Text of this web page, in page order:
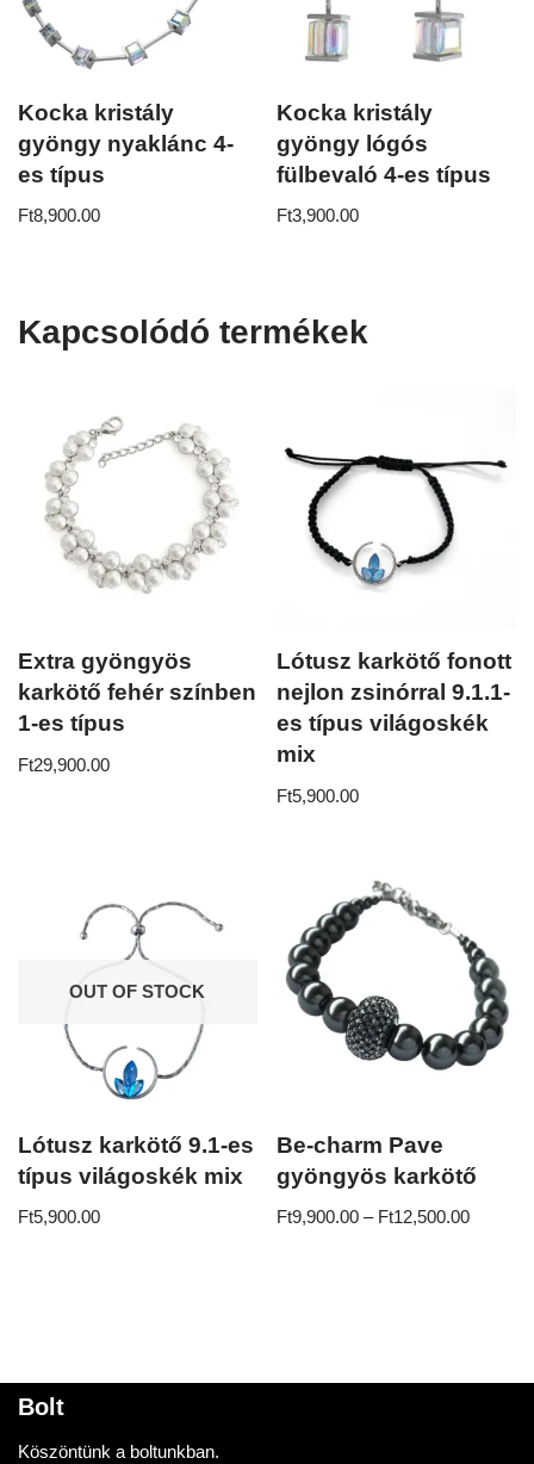
Kocka kristály
gyöngy nyaklánc 4-
es típus
Ft8,900.00
Kocka kristály
gyöngy lógós
fülbevaló 4-es típus
Ft3,900.00
Kapcsolódó termékek
Extra gyöngyös
karkötő fehér színben
1-es típus
Ft29,900.00
Lótusz karkötő fonott
nejlon zsinórral 9.1.1-
es típus világoskék
mix
Ft5,900.00
OUT OF STOCK
Lótusz karkötő 9.1-es
típus világoskék mix
Ft5,900.00
Be-charm Pave
gyöngyös karkötő
Ft9,900.00 – Ft12,500.00
Bolt
Köszöntünk a boltunkban.